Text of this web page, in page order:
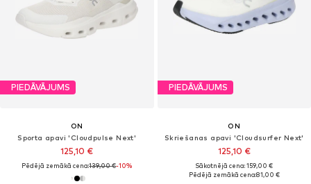
PIEDĀVĀJUMS
ON
Sporta apavi 'Cloudpulse Next'
125,10 €
Pēdējā zemākā cena:139,00 €-10%
PIEDĀVĀJUMS
ON
Skriešanas apavi 'Cloudsurfer Next'
125,10 €
Sākotnējā cena: 159,00 €
Pēdējā zemākā cena:81,00 €